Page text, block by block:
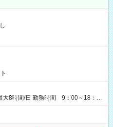
大8時間/日 勤務時間 9：00～18：
含む週3日～OK、シフト制 ※もちろ